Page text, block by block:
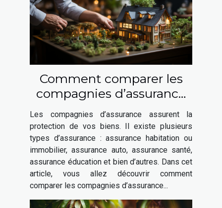
Comment comparer les
compagnies d’assurance
habitation ?
Les compagnies d’assurance assurent la
protection de vos biens. Il existe plusieurs
types d’assurance : assurance habitation ou
immobilier, assurance auto, assurance santé,
assurance éducation et bien d’autres. Dans cet
article, vous allez découvrir comment
comparer les compagnies d’assurance...